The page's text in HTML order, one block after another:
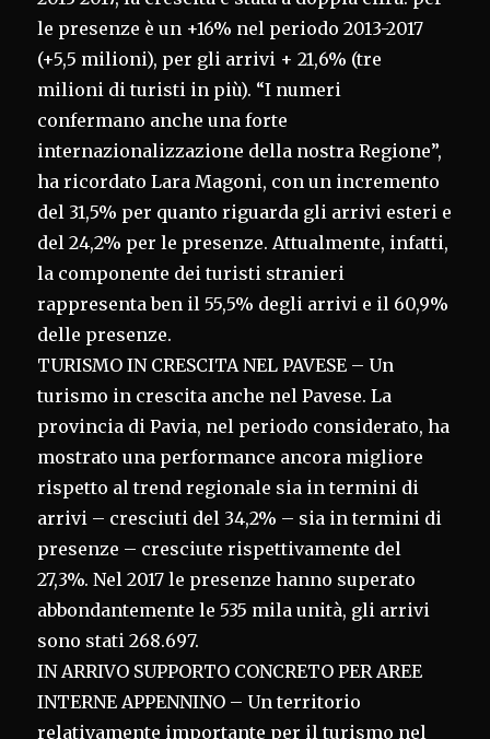
le presenze è un +16% nel periodo 2013-2017
(+5,5 milioni), per gli arrivi + 21,6% (tre
milioni di turisti in più). “I numeri
confermano anche una forte
internazionalizzazione della nostra Regione”,
ha ricordato Lara Magoni, con un incremento
del 31,5% per quanto riguarda gli arrivi esteri e
del 24,2% per le presenze. Attualmente, infatti,
la componente dei turisti stranieri
rappresenta ben il 55,5% degli arrivi e il 60,9%
delle presenze.
TURISMO IN CRESCITA NEL PAVESE – Un
turismo in crescita anche nel Pavese. La
provincia di Pavia, nel periodo considerato, ha
mostrato una performance ancora migliore
rispetto al trend regionale sia in termini di
arrivi – cresciuti del 34,2% – sia in termini di
presenze – cresciute rispettivamente del
27,3%. Nel 2017 le presenze hanno superato
abbondantemente le 535 mila unità, gli arrivi
sono stati 268.697.
IN ARRIVO SUPPORTO CONCRETO PER AREE
INTERNE APPENNINO – Un territorio
relativamente importante per il turismo nel